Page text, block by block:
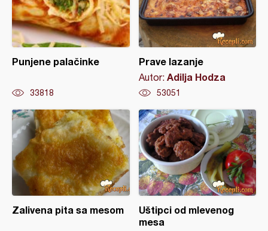
Punjene palačinke
33818
Prave lazanje
Autor: Adilja Hodza
53051
Zalivena pita sa mesom
Uštipci od mlevenog
mesa